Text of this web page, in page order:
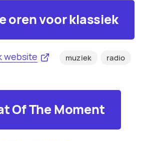
oren voor klassiek
website muziek radio
Of The Moment